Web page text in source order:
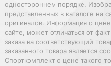
одностороннем порядке.
представленных в каталоге на
оригиналов. Информация о цене
сайте, может отличаться от
заказа на соответствующий
заказанного товара является
Спорткомплект о цене такого